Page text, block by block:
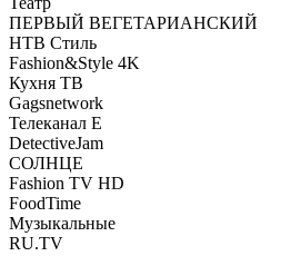
ПЕРВЫЙ ВЕГЕТАРИАНСКИЙ
НТВ Стиль
Fashion&Style 4K
Кухня ТВ
Gagsnetwork
Телеканал Е
DetectiveJam
СОЛНЦЕ
Fashion TV HD
FoodTime
Музыкальные
RU.TV